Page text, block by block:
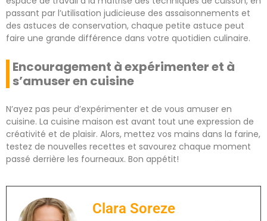
passant par l’utilisation judicieuse des assaisonnements et
des astuces de conservation, chaque petite astuce peut
faire une grande différence dans votre quotidien culinaire.
Encouragement à expérimenter et à
s’amuser en cuisine
N’ayez pas peur d’expérimenter et de vous amuser en
cuisine. La cuisine maison est avant tout une expression de
créativité et de plaisir. Alors, mettez vos mains dans la farine,
testez de nouvelles recettes et savourez chaque moment
passé derrière les fourneaux. Bon appétit!
Clara Soreze